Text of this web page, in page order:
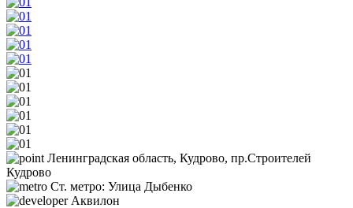
Ленинградская область, Кудрово, пр.Строителей
Кудрово
Ст. метро: Улица Дыбенко
Аквилон